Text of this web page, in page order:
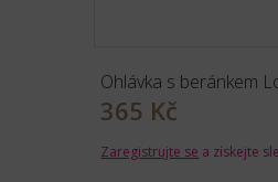
Ohlávka s beránkem
365 Kč
Zaregistrujte se a získejte